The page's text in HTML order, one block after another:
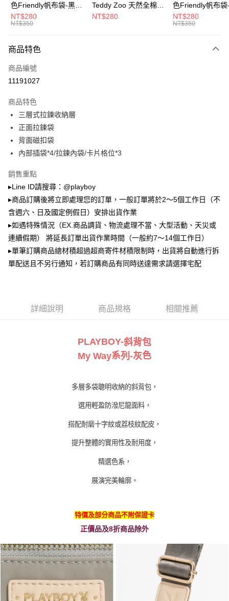
大哥付你分期
相關說明
2.付款方式選擇「大哥付你分期」，訂單成立後會自動跳轉到大哥付的交易
成交易。
3.實際核准額度、可分期數及費用金額請依後續交易確認頁面所載為準。
消。如遇「轉專審核」未通過狀況，表示未達大哥付你分期系統評分，恕無
法說明評估內容。
【繳款方式說明】
1.分期款項不併入電信帳單，「大哥付你分期」於每月結算日後寄送繳費提
2.透過簡訊連結打開帳單後，可選擇「超商條碼／台灣大直營門市／銀行轉
帳／街口支付／iPASS MONEY」等通路繳費。
【注意事項】
1.本服務係由「台灣大哥大股份有限公司」（以下簡稱本公司）所提供，讓
用戶於交易時，得透過本服務購買商品或服務，並由商店將買賣／分期付款
買賣價金債權讓與本公司後，依約使用本公司帳單繳交帳款。
2.基於同意付款使用「大哥付你分期」之契約關係目的，商店將以您的個人
資料（包含姓名、電話或地址）提供予台灣大哥大進項蒐集、處理及利用，
由本公司與您本人進行分期帳單所需資料之確認、核對及更正。
3.完整用戶服務條款，請詳閱以下連結：https://oppay.tw/userRule
運送方式
全家取貨付款
付款後全家取貨
每筆NT$100，滿NT$700(含以上)免運費
付款後萊爾富取貨
7-11取貨付款
每筆NT$100，滿NT$900(含以上)免運費
付款後7-11取貨
每筆NT$100，滿NT$700(含以上)免運費
色Friendly帆布袋-黑色
(TZB107)
NT$280
NT$350
Teddy Zoo 天然全棉純
色Friendly帆布袋-白色
NT$280
色Friendly帆布袋
色(TZB107)
NT$280
NT$350
商品特色
商品編號
11191027
商品特色
三層式拉鍊收納層
正面拉鍊袋
背面磁扣袋
內部插袋*4/拉鍊內袋/卡片格位*3
銷售重點
▸Line ID請搜尋：@playboy
▸商品訂購後將立即處理您的訂單，一般訂單將於2～5個工作日（不
含週六、日及國定例假日）安排出貨作業
▸如遇特殊情況（EX.商品調貨、物流處理不當、大型活動、天災或
連續假期） 將延長訂單出貨作業時間（一般約7～14個工作日）
▸單筆訂購商品總材積超過超商寄件材積限制時，出貨將自動進行拆
單配送且不另行通知，若訂購商品有同時送達需求請選擇宅配
詳細說明 商品規格 相關推薦
PLAYBOY-斜背包
My Way系列-灰色
多層多袋聰明收納的斜背包，
選用輕盈防潑尼龍面料，
搭配耐磨十字紋或荔枝紋配皮，
提升整體的實用性及耐用度，
精選色系，
展演完美輪廓。
特價及部分商品不附保證卡
正價品及8折商品除外